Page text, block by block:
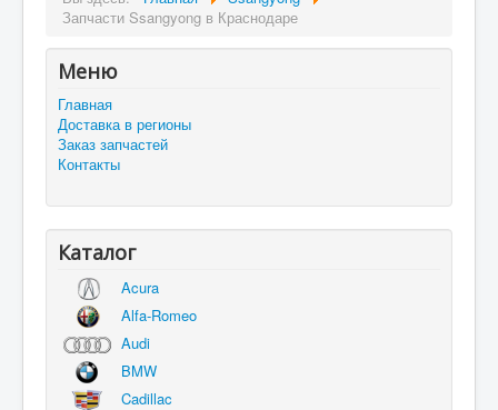
Запчасти Ssangyong в Краснодаре
Меню
Главная
Доставка в регионы
Заказ запчастей
Контакты
Каталог
Acura
Alfa-Romeo
Audi
BMW
Cadillac